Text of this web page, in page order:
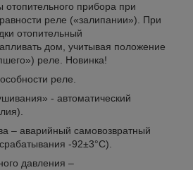
прибора при
реле («залипании»). При
отопительный
дом, учитывая положение
реле. Новинка!
реле.
- автоматический
– аварийный самовозвратный
-92±3°С).
давления –